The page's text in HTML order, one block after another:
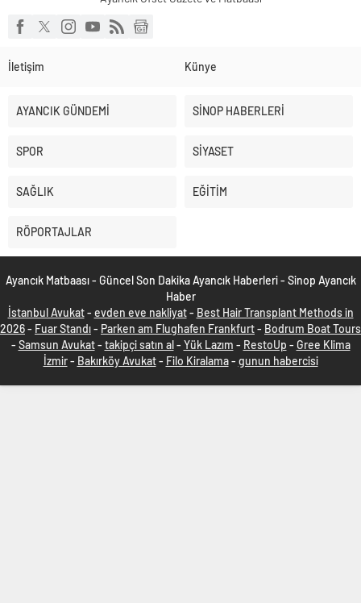
İletişim Künye
AYANCIK GÜNDEMİ SİNOP HABERLERİ
SPOR SİYASET
SAĞLIK EĞİTİM
RÖPORTAJLAR
Ayancık Matbaası - Güncel Son Dakika Ayancık Haberleri - Sinop Ayancık
Haber
İstanbul Avukat- evden eve nakliyat- Best Hair Transplant Methods in
2026- Fuar Standı- Parken am Flughafen Frankfurt- Bodrum Boat Tours
- Samsun Avukat- takipçi satın al- Yük Lazım - RestoUp - Gree Klima
İzmir- Bakırköy Avukat- Filo Kiralama- gunun habercisi